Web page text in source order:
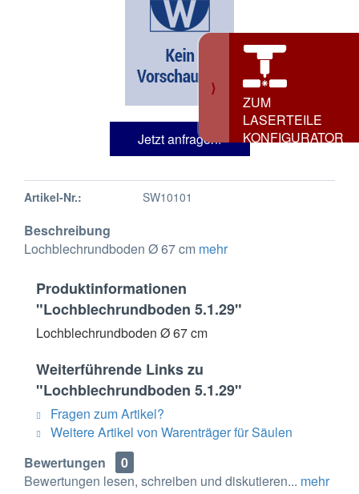
Jetzt anfragen!
Artikel-Nr.: SW10101
Beschreibung
Lochblechrundboden Ø 67 cm mehr
Produktinformationen
"Lochblechrundboden 5.1.29"
Lochblechrundboden Ø 67 cm
Weiterführende Links zu
"Lochblechrundboden 5.1.29"
Fragen zum Artikel?
Weitere Artikel von Warenträger für Säulen
Bewertungen
0
Bewertungen lesen, schreiben und diskutieren... mehr
⟩
ZUM
LASERTEILE
KONFIGURATOR